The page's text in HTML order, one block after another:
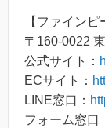
【ファインピ
〒160-0022
公式サイト：
ECサイト：
LINE窓口：
フォーム窓口